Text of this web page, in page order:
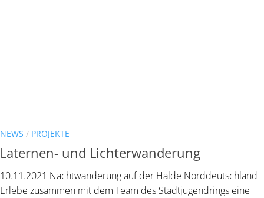
NEWS / PROJEKTE
Laternen- und Lichterwanderung
10.11.2021 Nachtwanderung auf der Halde Norddeutschland
Erlebe zusammen mit dem Team des Stadtjugendrings eine